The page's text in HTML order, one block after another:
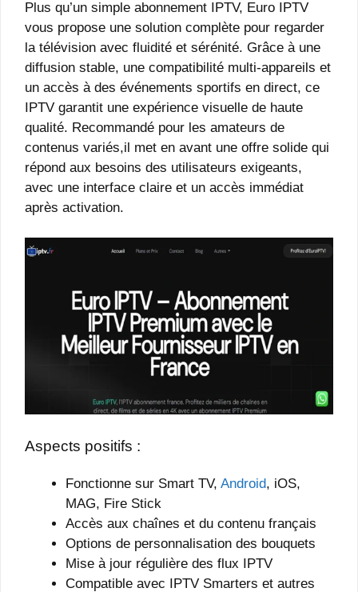
Plus qu’un simple abonnement IPTV, Euro IPTV
vous propose une solution complète pour regarder
la télévision avec fluidité et sérénité. Grâce à une
diffusion stable, une compatibilité multi-appareils et
un accès à des événements sportifs en direct, ce
IPTV garantit une expérience visuelle de haute
qualité. Recommandé pour les amateurs de
contenus variés,il met en avant une offre solide qui
répond aux besoins des utilisateurs exigeants,
avec une interface claire et un accès immédiat
après activation.
Aspects positifs :
Fonctionne sur Smart TV, Android, iOS,
MAG, Fire Stick
Accès aux chaînes et du contenu français
Options de personnalisation des bouquets
Mise à jour régulière des flux IPTV
Compatible avec IPTV Smarters et autres